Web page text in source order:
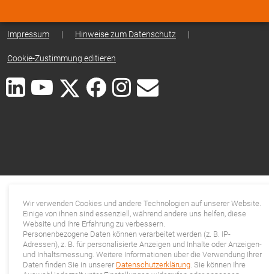
Impressum | Hinweise zum Datenschutz |
Cookie-Zustimmung editieren
Wir verwenden Cookies und andere Technologien auf unserer Website.
Einige von ihnen sind essenziell, während andere uns helfen, diese
Website und Ihre Erfahrung zu verbessern.
Personenbezogene Daten können verarbeitet werden (z. B. IP-
Adressen), z. B. für personalisierte Anzeigen und Inhalte oder Anzeigen-
und Inhaltsmessung. Weitere Informationen über die Verwendung Ihrer
Daten finden Sie in unserer Datenschutzerklärung. Sie können Ihre